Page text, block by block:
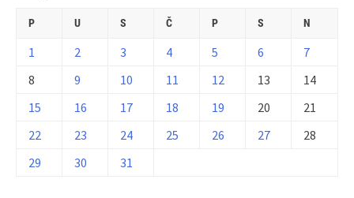
P U S Č P S N
1 2 3 4 5 6
7
8
9 10 11 12 13
14
15
16 17 18 19 20
21
22
23 24 25 26 27
28
29
30 31